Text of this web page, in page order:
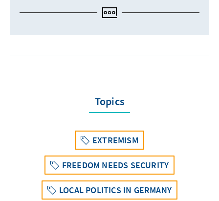
Topics
EXTREMISM
FREEDOM NEEDS SECURITY
LOCAL POLITICS IN GERMANY